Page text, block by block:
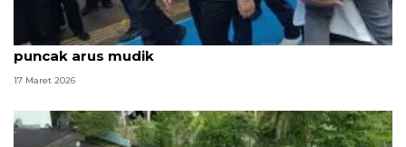
Gibran minta pemudik waspadai kondisi tubuh saat
puncak arus mudik
17 Maret 2026